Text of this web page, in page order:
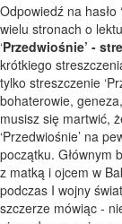
Odpowiedź na hasło ‘
wielu stronach o
‘Przedwiośnie’ -
krótkiego
tylko streszczenie
bohaterowie,
musisz się martwić,
‘Przedwiośnie’ na
początku. Głównym
z matką i ojcem w
podczas I wojny
szczerze mówiąc -